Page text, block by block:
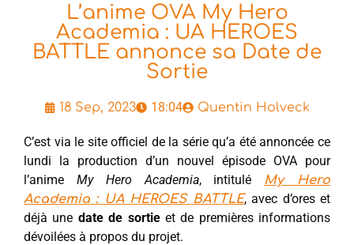
L’anime OVA My Hero
Academia : UA HEROES
BATTLE annonce sa Date de
Sortie
18 Sep, 2023 18:04 Quentin Holveck
C’est via le site officiel de la série qu’a été annoncée ce
lundi la production d’un nouvel épisode OVA pour
l’anime My Hero Academia, intitulé My Hero
Academia : UA HEROES BATTLE, avec d’ores et
déjà une date de sortieet de premières informations
dévoilées à propos du projet.